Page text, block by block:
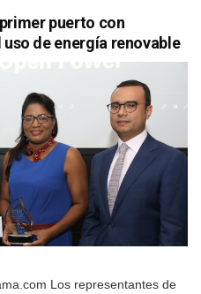
puerto con
de energía renovable
Los representantes de